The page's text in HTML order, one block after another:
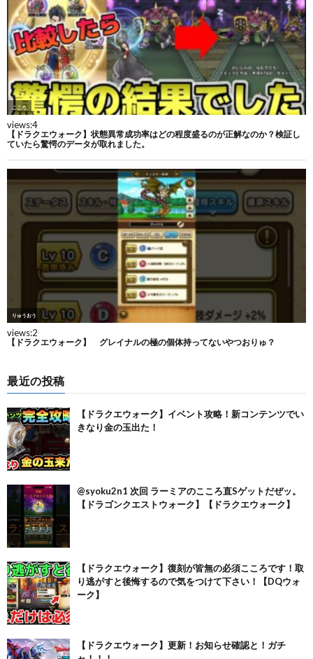
最近の投稿
【ドラクエウォーク】イベント攻略！新コンテンツでい
きなり金の玉出た！
@syoku2n1 次回 ラーミアのこころ直Sゲットだぜッ。
【ドラゴンクエストウォーク】【ドラクエウォーク】
【ドラクエウォーク】復刻が皆無の必須こころです！取
り逃がすと後悔するので気をつけて下さい！【DQウォ
ーク】
【ドラクエウォーク】更新！お知らせ確認と！ガチ